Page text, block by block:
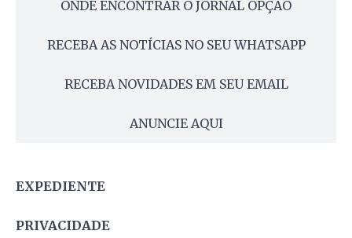
ONDE ENCONTRAR O JORNAL OPÇÃO
RECEBA AS NOTÍCIAS NO SEU WHATSAPP
RECEBA NOVIDADES EM SEU EMAIL
ANUNCIE AQUI
EXPEDIENTE
PRIVACIDADE